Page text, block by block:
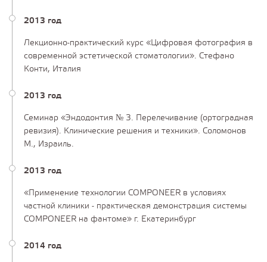
2013 год
Лекционно-практический курс «Цифровая фотография в
современной эстетической стоматологии». Стефано
Конти, Италия
2013 год
Семинар «Эндодонтия № 3. Перелечивание (ортоградная
ревизия). Клинические решения и техники». Соломонов
М., Израиль.
2013 год
«Применение технологии COMPONEER в условиях
частной клиники - практическая демонстрация системы
COMPONEER на фантоме» г. Екатеринбург
2014 год